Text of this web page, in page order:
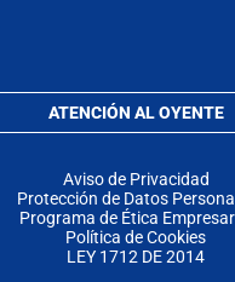
ATENCIÓN AL OYENTE
Aviso de Privacidad
Protección de Datos
Programa de Ética
Política de Cookies
LEY 1712 DE 2014